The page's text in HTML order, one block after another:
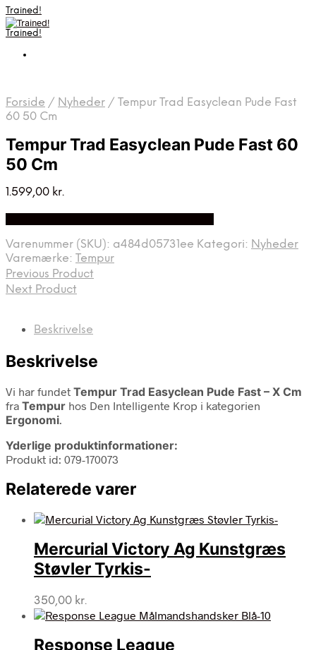
Trained!
Trained!
Forside / Nyheder / Tempur Trad Easyclean Pude Fast
60 50 Cm
Tempur Trad Easyclean Pude Fast 60
50 Cm
1.599,00 kr.
Varenummer (SKU): a484d05731ee Kategori: Nyheder
Varemærke: Tempur
Previous Product
Next Product
Beskrivelse
Beskrivelse
Vi har fundet Tempur Trad Easyclean Pude Fast – X Cm
fra Tempur hos Den Intelligente Krop i kategorien
Ergonomi.
Yderlige produktinformationer:
Produkt id: 079-170073
Relaterede varer
Mercurial Victory Ag Kunstgræs
Støvler Tyrkis-
350,00 kr.
Response League